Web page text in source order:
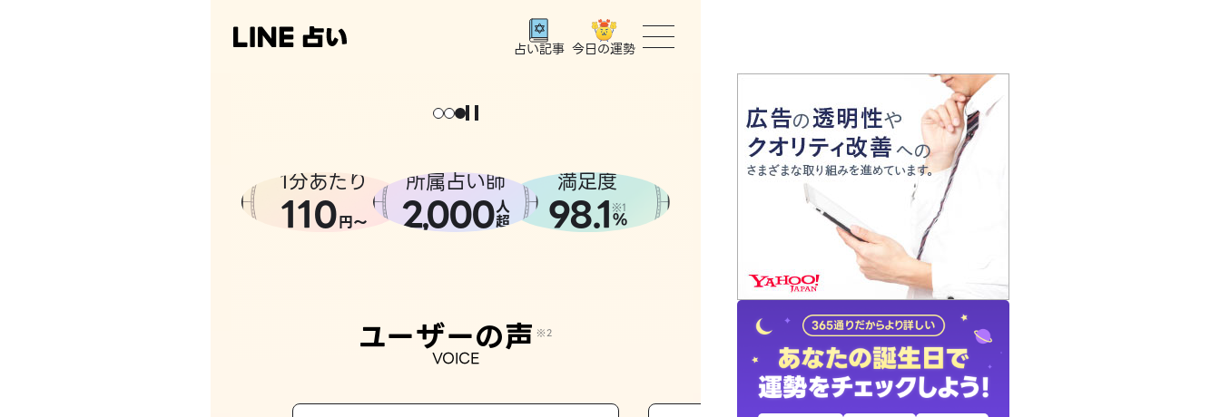
占い記事 今日の運勢
トップ
ユーザーの声
占いの流れ
おすすめの占い師
よくある質問
1分あたり
110円〜
所属占い師
2,000人
超
満足度
98.1 ※1
%
ユーザーの声 ※2
VOICE